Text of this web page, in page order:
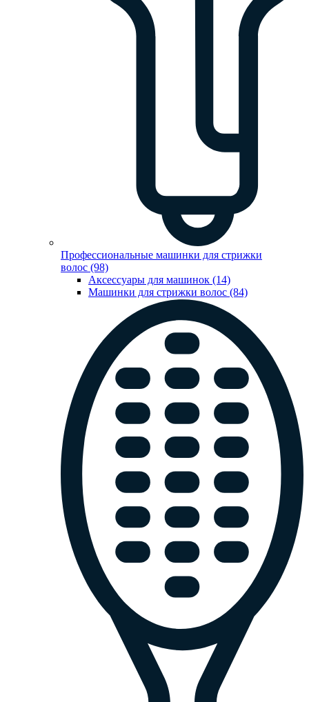
Профессиональные машинки для стрижки
волос (98)
Аксессуары для машинок (14)
Машинки для стрижки волос (84)